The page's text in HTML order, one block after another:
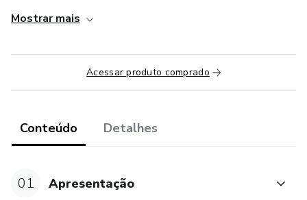
- Abordagem Completa: Desde os fundamentos da
Bizagi.
- Aplicação no Mundo Real: Dicas exclusivas para atuar
processos.
- Domínio dos Conceitos de Gestão de Processos: Aplique
Mostrar mais
Acessar produto comprado
Conteúdo Detalhes
01 Apresentação